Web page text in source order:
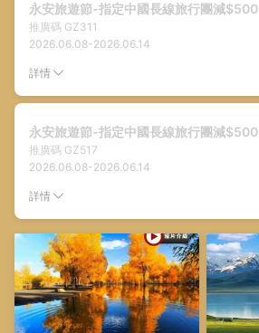
永安旅遊節-指定中國長線旅行團減$500
推廣碼 GZ311
2026.06.08-2026.06.14
詳情
永安旅遊節-指定中國長線旅行團減$500
推廣碼 GZ517
2026.06.08-2026.06.14
詳情